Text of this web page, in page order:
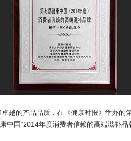
的产品品质，在《健康时报》举办的
中国“2014年度消费者信赖的高端滋补品